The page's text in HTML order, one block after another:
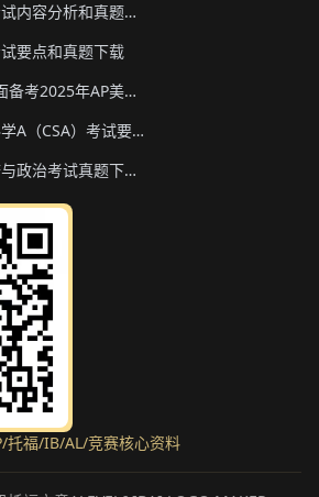
2025年AP欧洲史考试内容分析和真题下载
要点和真题下载
从考纲到真题，全面备考2025年AP美国政府与政治
2025年AP计算机科学A（CSA）考试要点和真题下载
2025年AP比较政府与政治考试真题下载与备考要点
托福/IB/AL/竞赛核心资料